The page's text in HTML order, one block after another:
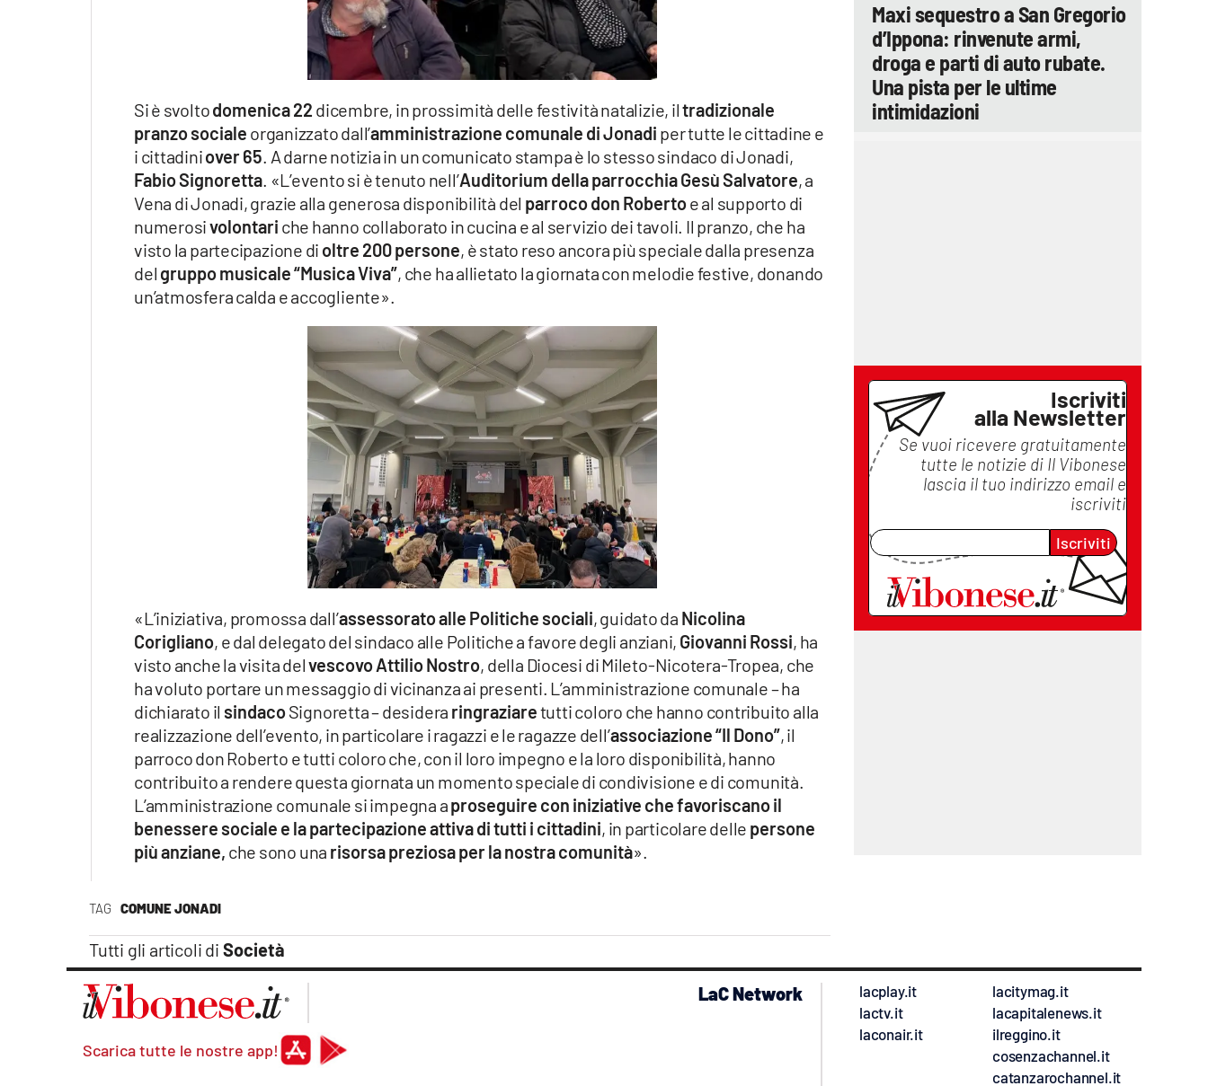
TAG COMUNE JONADI
Tutti gli articoli di Società
Si è svoltodomenica 22 dicembre, in prossimità delle festività natalizie, iltradizionale
pranzo sociale organizzato dall’amministrazione comunale di Jonadi per tutte le cittadine e
i cittadiniover 65. A darne notizia in un comunicato stampa è lo stesso sindaco di Jonadi,
Fabio Signoretta. «L’evento si è tenuto nell’Auditorium della parrocchia Gesù Salvatore, a
Vena di Jonadi, grazie alla generosa disponibilità del parroco don Robertoe al supporto di
numerosivolontari che hanno collaborato in cucina e al servizio dei tavoli. Il pranzo, che ha
visto la partecipazione di oltre 200 persone, è stato reso ancora più speciale dalla presenza
del gruppo musicale “Musica Viva”, che ha allietato la giornata con melodie festive, donando
un’atmosfera calda e accogliente».
«L’iniziativa, promossa dall’assessorato alle Politiche sociali, guidato da Nicolina
Corigliano, e dal delegato del sindaco alle Politiche a favore degli anziani, Giovanni Rossi, ha
visto anche la visita delvescovo Attilio Nostro, della Diocesi di Mileto-Nicotera-Tropea, che
ha voluto portare un messaggio di vicinanza ai presenti. L’amministrazione comunale – ha
dichiarato il sindacoSignoretta – desidera ringraziaretutti coloro che hanno contribuito alla
realizzazione dell’evento, in particolare i ragazzi e le ragazze dell’associazione “Il Dono”, il
parroco don Roberto e tutti coloro che, con il loro impegno e la loro disponibilità, hanno
contribuito a rendere questa giornata un momento speciale di condivisione e di comunità.
L’amministrazione comunale si impegna aproseguire con iniziative che favoriscano il
benessere sociale e la partecipazione attiva di tutti i cittadini, in particolare delle persone
più anziane, che sono una risorsa preziosa per la nostra comunità».
Maxi sequestro a San Gregorio
d’Ippona: rinvenute armi,
droga e parti di auto rubate.
Una pista per le ultime
intimidazioni
Iscriviti
alla Newsletter
Se vuoi ricevere gratuitamente
tutte le notizie di Il Vibonese
lascia il tuo indirizzo email e
iscriviti
Iscriviti
Scarica tutte le nostre app!
LaC Network
lacplay.it
lactv.it
laconair.it
lacitymag.it
lacapitalenews.it
ilreggino.it
cosenzachannel.it
catanzarochannel.it